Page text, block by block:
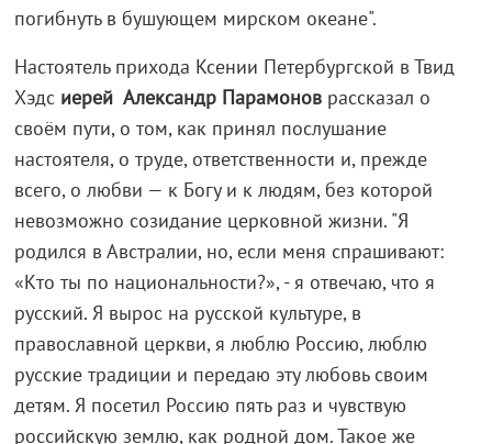
погибнуть в бушующем мирском океане".
Настоятель прихода Ксении Петербургской в Твид
Хэдс иерей Александр Парамонов рассказал о
своём пути, о том, как принял послушание
настоятеля, о труде, ответственности и, прежде
всего, о любви — к Богу и к людям, без которой
невозможно созидание церковной жизни. "Я
родился в Австралии, но, если меня спрашивают:
«Кто ты по национальности?», - я отвечаю, что я
русский. Я вырос на русской культуре, в
православной церкви, я люблю Россию, люблю
русские традиции и передаю эту любовь своим
детям. Я посетил Россию пять раз и чувствую
российскую землю, как родной дом. Такое же